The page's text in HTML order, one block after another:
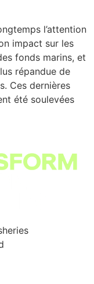
l’attention
impact sur les
fonds marins, et
répandue de
Ces dernières
été soulevées